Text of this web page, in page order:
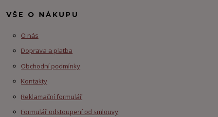
VŠE O NÁKUPU
O nás
Doprava a platba
Obchodní podmínky
Kontakty
Reklamační formulář
Formulář odstoupení od smlouvy